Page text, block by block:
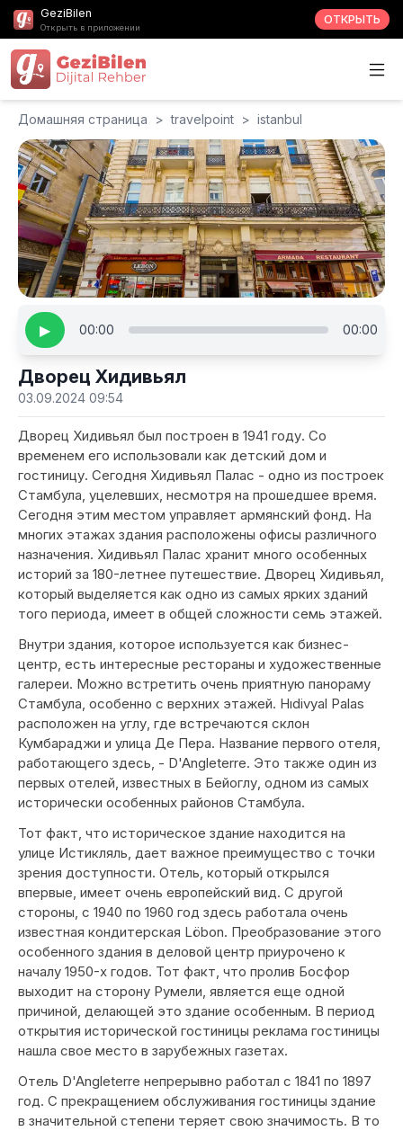
GeziBilen
Открыть в приложении
ОТКРЫТЬ
Домашняя страница > travelpoint > istanbul
▶ 00:00 00:00
Дворец Хидивьял
03.09.2024 09:54
Дворец Хидивьял был построен в 1941 году. Со
временем его использовали как детский дом и
гостиницу. Сегодня Хидивьял Палас - одно из построек
Стамбула, уцелевших, несмотря на прошедшее время.
Сегодня этим местом управляет армянский фонд. На
многих этажах здания расположены офисы различного
назначения. Хидивьял Палас хранит много особенных
историй за 180-летнее путешествие. Дворец Хидивьял,
который выделяется как одно из самых ярких зданий
того периода, имеет в общей сложности семь этажей.
Внутри здания, которое используется как бизнес-
центр, есть интересные рестораны и художественные
галереи. Можно встретить очень приятную панораму
Стамбула, особенно с верхних этажей. Hıdivyal Palas
расположен на углу, где встречаются склон
Кумбараджи и улица Де Пера. Название первого отеля,
работающего здесь, - D'Angleterre. Это также один из
первых отелей, известных в Бейоглу, одном из самых
исторически особенных районов Стамбула.
Тот факт, что историческое здание находится на
улице Истикляль, дает важное преимущество с точки
зрения доступности. Отель, который открылся
впервые, имеет очень европейский вид. С другой
стороны, с 1940 по 1960 год здесь работала очень
известная кондитерская Löbon. Преобразование этого
особенного здания в деловой центр приурочено к
началу 1950-х годов. Тот факт, что пролив Босфор
выходит на сторону Румели, является еще одной
причиной, делающей это здание особенным. В период
открытия исторической гостиницы реклама гостиницы
нашла свое место в зарубежных газетах.
Отель D'Angleterre непрерывно работал с 1841 по 1897
год. С прекращением обслуживания гостиницы здание
в значительной степени теряет свою значимость. В то